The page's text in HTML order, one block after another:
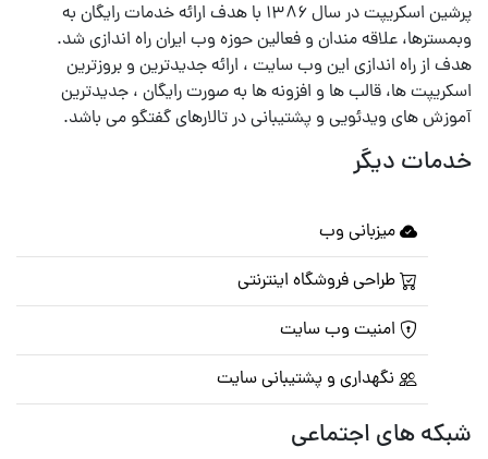
پرشین اسکریپت در سال ۱۳۸۶ با هدف ارائه خدمات رایگان به
وبمسترها، علاقه مندان و فعالین حوزه وب ایران راه اندازی شد.
هدف از راه اندازی این وب سایت ، ارائه جدیدترین و بروزترین
اسکریپت ها، قالب ها و افزونه ها به صورت رایگان ، جدیدترین
آموزش های ویدئویی و پشتیبانی در تالارهای گفتگو می باشد.
خدمات دیگر
میزبانی وب
طراحی فروشگاه اینترنتی
امنیت وب سایت
نگهداری و پشتیبانی سایت
شبکه های اجتماعی